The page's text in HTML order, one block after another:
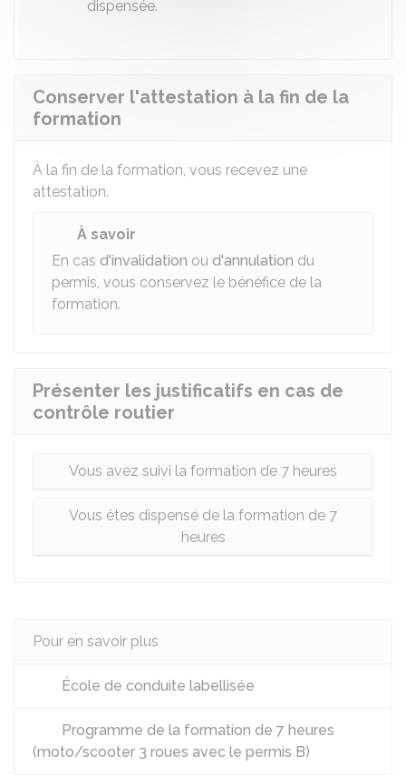
dispensée.
Conserver l'attestation à la fin de la
formation
À la fin de la formation, vous recevez une
attestation.
À savoir
En cas d'invalidation ou d'annulation du
permis, vous conservez le bénéfice de la
formation.
Présenter les justificatifs en cas de
contrôle routier
Vous avez suivi la formation de 7 heures
Vous êtes dispensé de la formation de 7
heures
Pour en savoir plus
École de conduite labellisée
Programme de la formation de 7 heures
(moto/scooter 3 roues avec le permis B)